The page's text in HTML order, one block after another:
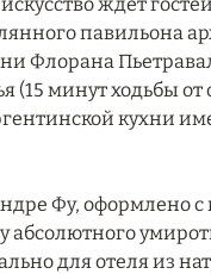
павильона
Флорана
(15 минут ходьбы от
кухни
Фу, оформлено
абсолютного
для отеля из